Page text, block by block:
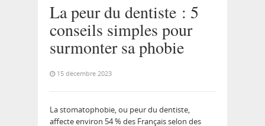
La peur du dentiste : 5
conseils simples pour
surmonter sa phobie
15 décembre 2023
La stomatophobie, ou peur du dentiste,
affecte environ 54 % des Français selon des